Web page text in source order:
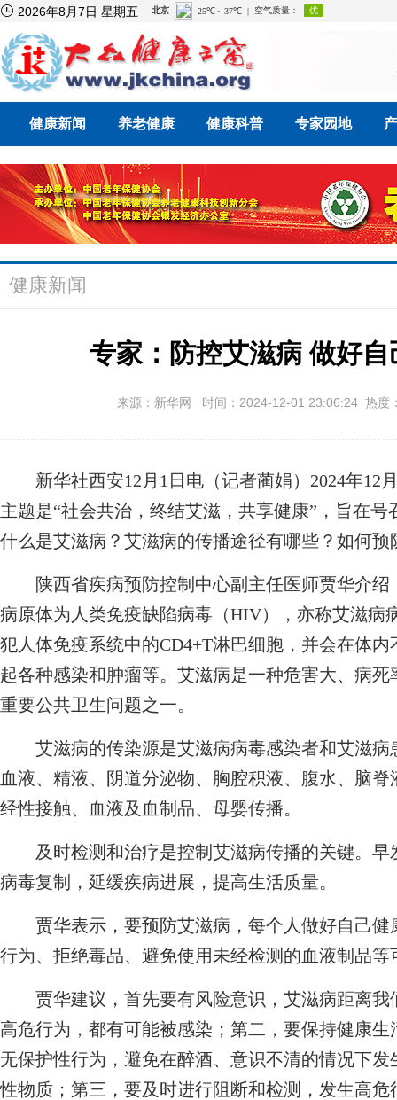
 2026年8月7日 星期五
健康新闻 养老健康 健康科普 专家园地
健康新闻
专家：防控艾滋病 做好
来源：新华网 时间：2024-12-01 23:06:24 热度
新华社西安12月1日电（记者蔺娟）2024年12
主题是“社会共治，终结艾滋，共享健康”，旨在
什么是艾滋病？艾滋病的传播途径有哪些？如何
陕西省疾病预防控制中心副主任医师贾华介绍
病原体为人类免疫缺陷病毒（HIV），亦称艾滋病
犯人体免疫系统中的CD4+T淋巴细胞，并会在体
起各种感染和肿瘤等。艾滋病是一种危害大、病
重要公共卫生问题之一。
艾滋病的传染源是艾滋病病毒感染者和艾滋病
血液、精液、阴道分泌物、胸腔积液、腹水、脑
经性接触、血液及血制品、母婴传播。
及时检测和治疗是控制艾滋病传播的关键。早
病毒复制，延缓疾病进展，提高生活质量。
贾华表示，要预防艾滋病，每个人做好自己健
行为、拒绝毒品、避免使用未经检测的血液制品
贾华建议，首先要有风险意识，艾滋病距离我
高危行为，都有可能被感染；第二，要保持健康
无保护性行为，避免在醉酒、意识不清的情况下
性物质；第三，要及时进行阻断和检测，发生高